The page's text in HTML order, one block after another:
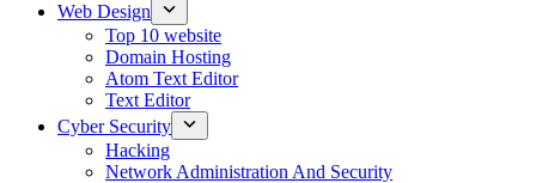
Web Design
Top 10 website
Domain Hosting
Atom Text Editor
Text Editor
Cyber Security
Hacking
Network Administration And Security